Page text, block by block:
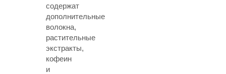
содержат
дополнительные
волокна,
растительные
экстракты,
кофеин
и